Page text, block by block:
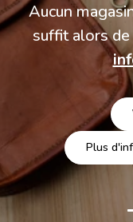
Aucun
suffit alors
Plus